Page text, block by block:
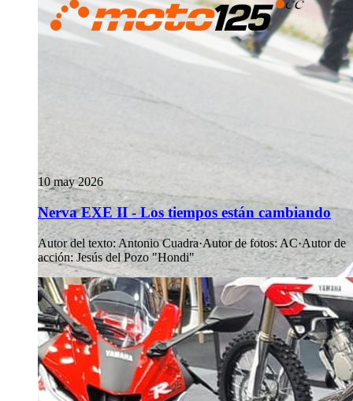
10 may 2026
Nerva EXE II - Los tiempos están cambiando
Autor del texto: Antonio Cuadra·Autor de fotos: AC·Autor de
acción: Jesús del Pozo "Hondi"